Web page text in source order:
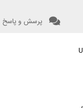
پرسش و پاسخ